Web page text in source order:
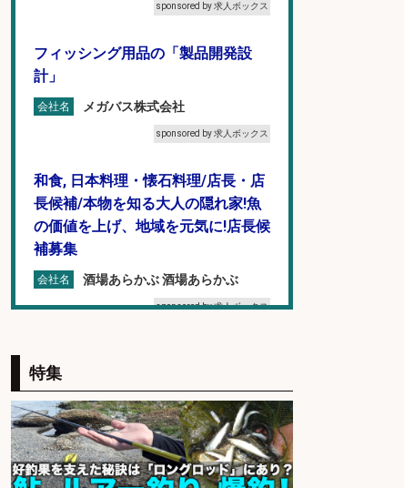
sponsored by 求人ボックス
フィッシング用品の「製品開発設
計」
会社名 メガバス株式会社
sponsored by 求人ボックス
和食, 日本料理・懐石料理/店長・店
長候補/本物を知る大人の隠れ家!魚
の価値を上げ、地域を元気に!店長候
補募集
会社名 酒場あらかぶ 酒場あらかぶ
sponsored by 求人ボックス
発」/DAIWA公認製品/年休117日
会社名
株式会社スポーツライフプラネ
ッツ
sponsored by 求人ボックス
特集